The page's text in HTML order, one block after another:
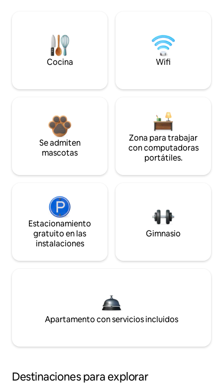
Cocina Wifi
Se admiten
mascotas
Zona para trabajar
con computadoras
portátiles.
Estacionamiento
gratuito en las
instalaciones
Gimnasio
Apartamento con servicios incluidos
Destinaciones para explorar